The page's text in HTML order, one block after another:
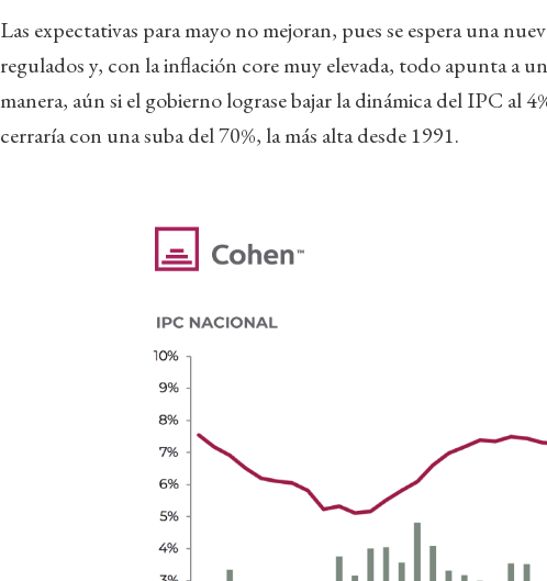
Las expectativas para mayo no mejoran, pues se espera una
regulados y, con la inflación core muy elevada, todo apunta a
manera, aún si el gobierno lograse bajar la dinámica del IPC al
cerraría con una suba del 70%, la más alta desde 1991.